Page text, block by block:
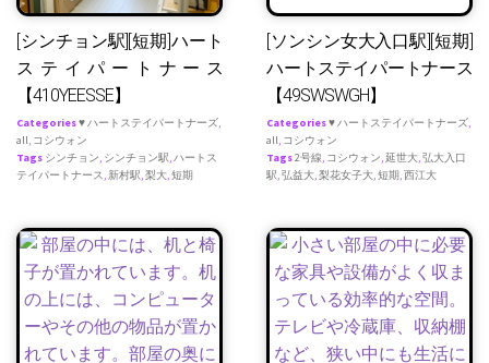
[シンチョン駅][短期]ハート
ステイパートナース
【410YEESSE】
Categories♥ ハートステイパートナーズ,
all, コシウォン
Tags シンチョン, シンチョン駅,ハートス
テイパートナース,新村駅,梨大,短期
[ソンシン女大入口駅][短期]
ハートステイパートナース
【49SWSWGH】
Categories♥ ハートステイパートナーズ,
all, コシウォン
Tags2号線, コシウォン,延世大,弘大入口
駅,弘益大,梨花女子大,短期,西江大